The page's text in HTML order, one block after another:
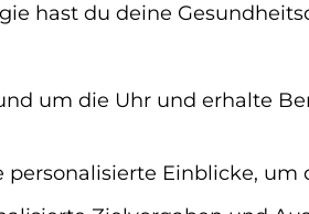
hast du deine
um die Uhr und erhalte
Einblicke, um